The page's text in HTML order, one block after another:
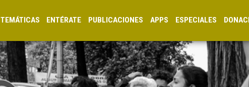
TEMÁTICAS ENTÉRATE PUBLICACIONES APPS ESPECIALES